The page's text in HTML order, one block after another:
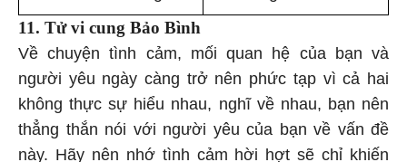
11. Tử vi cung Bảo Bình
Về chuyện tình cảm, mối quan hệ của bạn và
người yêu ngày càng trở nên phức tạp vì cả hai
không thực sự hiểu nhau, nghĩ về nhau, bạn nên
thẳng thắn nói với người yêu của bạn về vấn đề
này. Hãy nên nhớ tình cảm hời hợt sẽ chỉ khiến